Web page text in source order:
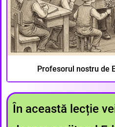
Profesorul nostru de
În această lecție